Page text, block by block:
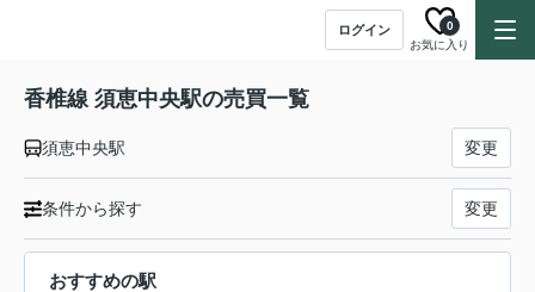
ログイン
お気に入り
0
香椎線 須恵中央駅の売買一覧
須恵中央駅 変更
条件から探す 変更
おすすめの駅